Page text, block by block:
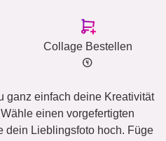
Collage Bestellen
ganz einfach deine Kreativität
einen vorgefertigten
dein Lieblingsfoto hoch. Füge